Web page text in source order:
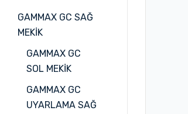
GAMMAX GC SAĞ
MEKİK
GAMMAX GC
SOL MEKİK
GAMMAX GC
UYARLAMA SAĞ